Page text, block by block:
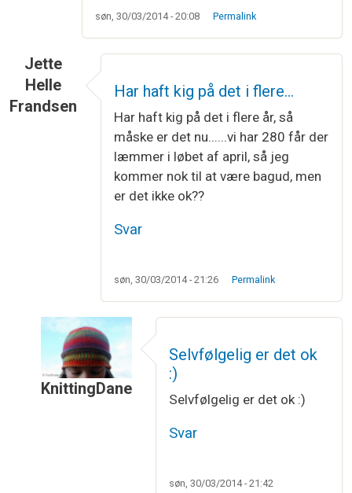
søn, 30/03/2014 - 20:08 Permalink
Jette
Helle
Frandsen
Har haft kig på det i flere…
Har haft kig på det i flere år, så
måske er det nu......vi har 280 får der
læmmer i løbet af april, så jeg
kommer nok til at være bagud, men
er det ikke ok??
Svar
søn, 30/03/2014 - 21:26 Permalink
KnittingDane
Har haft kig på det i flere…af
Selvfølgelig er det ok
:)
Selvfølgelig er det ok :)
Svar
søn, 30/03/2014 - 21:42